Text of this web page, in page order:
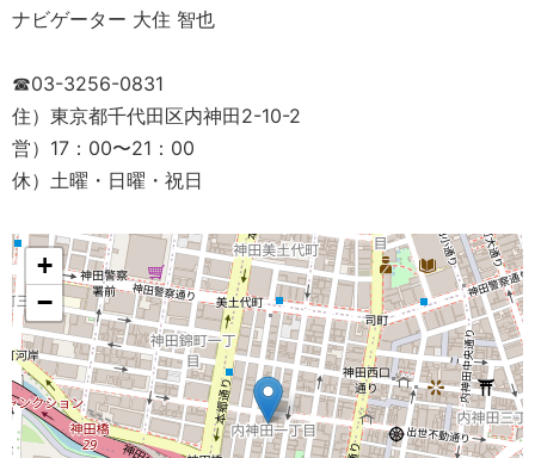
ナビゲーター 大住 智也
☎03-3256-0831
住）東京都千代田区内神田2-10-2
営）17：00〜21：00
休）土曜・日曜・祝日
+
−